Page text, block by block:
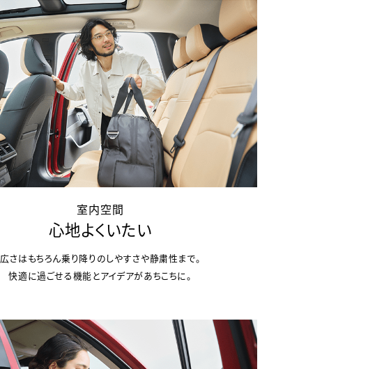
室内空間
心地よくいたい
広さはもちろん乗り降りのしやすさや静粛性まで。
快適に過ごせる機能とアイデアがあちこちに。